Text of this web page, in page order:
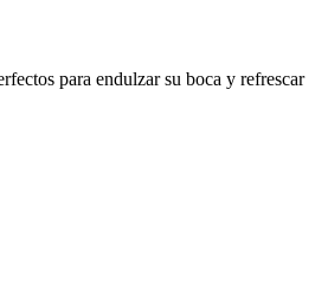
para endulzar su boca y refrescar